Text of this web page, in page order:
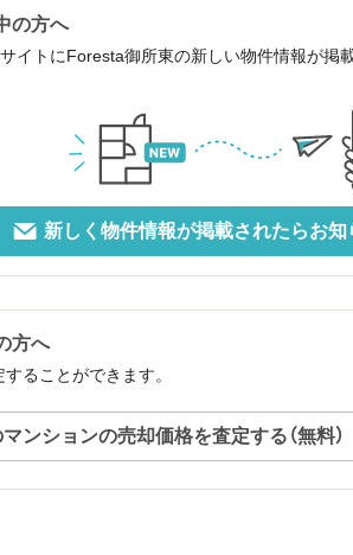
の方へ
イトにForesta御所東の新しい物件情報が掲
新しく物件情報が掲載されたらお知
方へ
ることができます。
ンションの売却価格を査定する（無料）